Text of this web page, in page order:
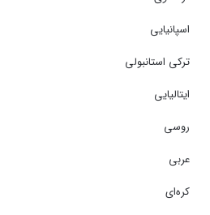
اسپانیایی
ترکی استانبولی
ایتالیایی
روسی
عربی
کره‌ای